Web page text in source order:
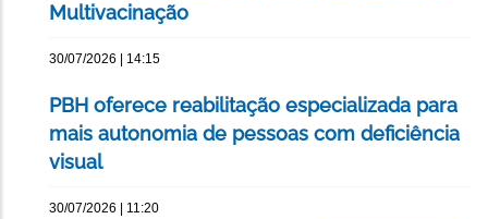
Multivacinação
30/07/2026 | 14:15
PBH oferece reabilitação especializada para
mais autonomia de pessoas com deficiência
visual
30/07/2026 | 11:20